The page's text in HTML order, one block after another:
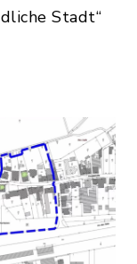
Stadt“